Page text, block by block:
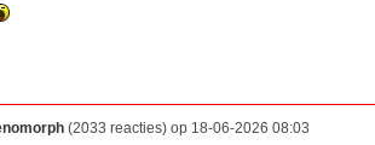
(2033 reacties) op 18-06-2026 08:03